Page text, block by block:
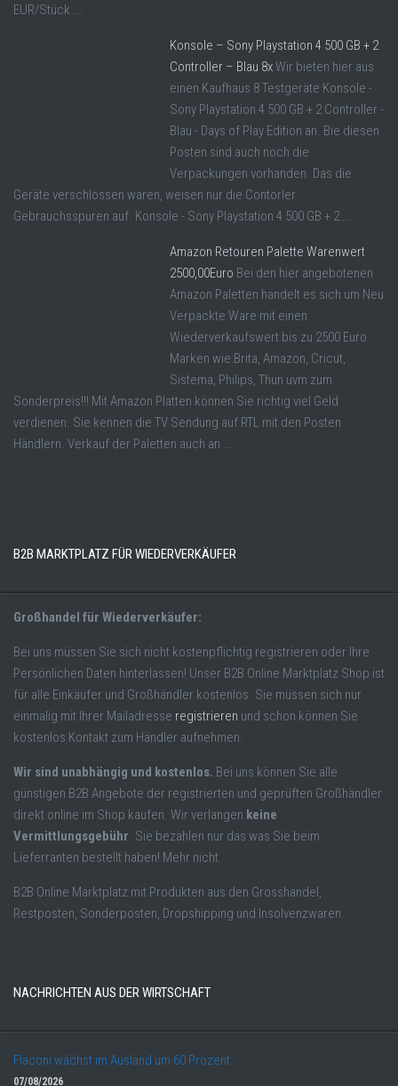
EUR/Stück ...
Konsole – Sony Playstation 4 500 GB + 2
Controller – Blau 8xWir bieten hier aus
einen Kaufhaus 8 Testgeräte Konsole -
Sony Playstation 4 500 GB + 2 Controller -
Blau - Days of Play Edition an. Bie diesen
Posten sind auch noch die
Verpackungen vorhanden. Das die
Geräte verschlossen waren, weisen nur die Contorler
Gebrauchsspuren auf. Konsole - Sony Playstation 4 500 GB + 2 ...
Amazon Retouren Palette Warenwert
2500,00Euro Bei den hier angebotenen
Amazon Paletten handelt es sich um Neu
Verpackte Ware mit einen
Wiederverkaufswert bis zu 2500 Euro
Marken wie:Brita, Amazon, Cricut,
Sistema, Philips, Thun uvm zum
Sonderpreis!!! Mit Amazon Platten können Sie richtig viel Geld
verdienen. Sie kennen die TV Sendung auf RTL mit den Posten
Händlern. Verkauf der Paletten auch an ...
B2B MARKTPLATZ FÜR WIEDERVERKÄUFER
Großhandel für Wiederverkäufer:
Bei uns müssen Sie sich nicht kostenpflichtig registrieren oder Ihre
Persönlichen Daten hinterlassen! Unser B2B Online Marktplatz Shop ist
für alle Einkäufer und Großhändler kostenlos. Sie müssen sich nur
einmalig mit Ihrer Mailadresse registrieren und schon können Sie
kostenlos Kontakt zum Händler aufnehmen.
Wir sind unabhängig und kostenlos. Bei uns können Sie alle
günstigen B2B Angebote der registrierten und geprüften Großhändler
direkt online im Shop kaufen. Wir verlangen keine
Vermittlungsgebühr. Sie bezahlen nur das was Sie beim
Lieferranten bestellt haben! Mehr nicht.
B2B Online Marktplatz mit Produkten aus den Grosshandel,
Restposten, Sonderposten, Dropshipping und Insolvenzwaren.
NACHRICHTEN AUS DER WIRTSCHAFT
Flaconi wächst im Ausland um 60 Prozent
07/08/2026